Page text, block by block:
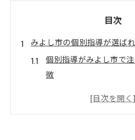
目次
みよし市の個別指導が選ば
個別指導がみよし市で
徴